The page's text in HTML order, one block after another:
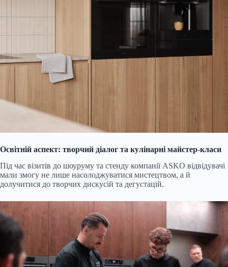
Освітній аспект: творчий діалог та кулінарні майстер-класи
Під час візитів до шоуруму та стенду компанії ASKO відвідувачі
мали змогу не лише насолоджуватися мистецтвом, а й
долучитися до творчих дискусій та дегустацій.